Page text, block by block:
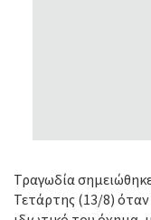
Τραγωδία
Τετάρτης (13/8)